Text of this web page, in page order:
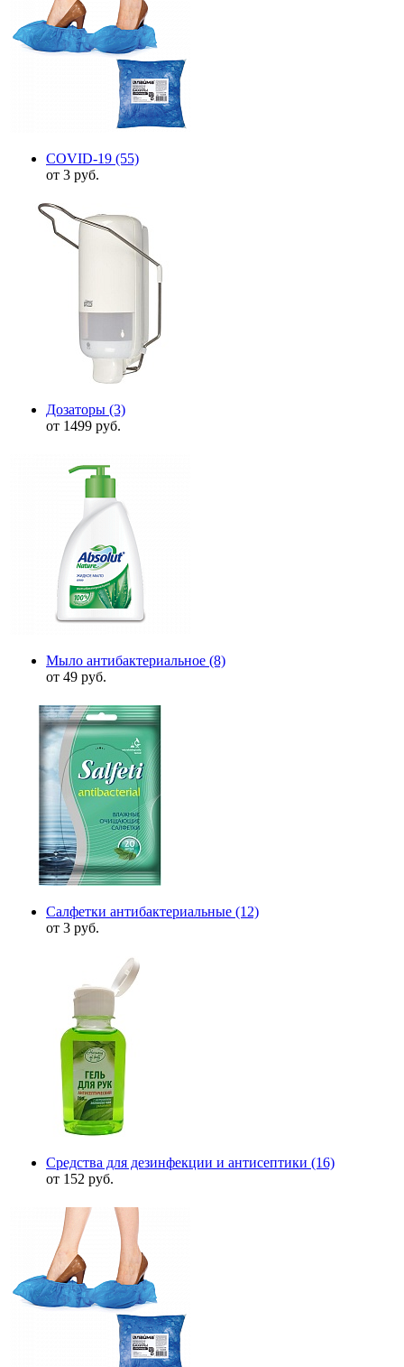
COVID-19 (55)
от 3 руб.
Дозаторы (3)
от 1499 руб.
Мыло антибактериальное (8)
от 49 руб.
Салфетки антибактериальные (12)
от 3 руб.
Средства для дезинфекции и антисептики (16)
от 152 руб.